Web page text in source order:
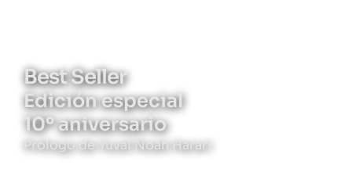
Best Seller
Edición especial
10º aniversario
Prólogo de Yuval Noah Harari